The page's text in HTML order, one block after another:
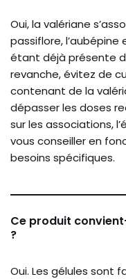
Oui, la valériane
passiflore,
étant déjà présente
revanche, évitez de
contenant de la
dépasser les doses
sur les associations,
vous conseiller en
besoins spécifiques.
Ce produit
?
Oui. Les gélules sont